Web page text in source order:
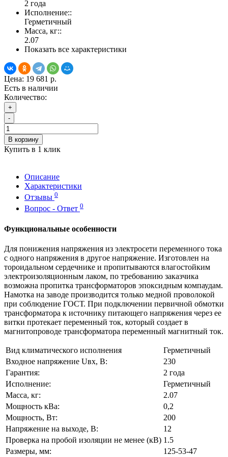
2 года
Исполнение::
Герметичный
Масса, кг::
2.07
Показать все характеристики
Цена: 19 681 р.
Есть в наличии
Количество:
+
-
В корзину
Купить в 1 клик
Описание
Характеристики
Отзывы 0
Вопрос - Ответ 0
Функциональные особенности
Для понижения напряжения из электросети переменного тока
с одного напряжения в другое напряжение. Изготовлен на
тороидальном сердечнике и пропитываются влагостойким
электроизоляционным лаком, по требованию заказчика
возможна пропитка трансформаторов эпоксидным компаудам.
Намотка на заводе производится только медной проволокой
при соблюдение ГОСТ. При подключении первичной обмотки
трансформатора к источнику питающего напряжения через ее
витки протекает переменный ток, который создает в
магнитопроводе трансформатора переменный магнитный ток.
Вид климатического исполнения
Герметичный
Входное напряжение Uвх, В:
230
Гарантия:
2 года
Исполнение:
Герметичный
Масса, кг:
2.07
Мощность кВа:
0,2
Мощность, Вт:
200
Напряжение на выходе, В:
12
Проверка на пробой изоляции не менее (кВ) 1.5
Размеры, мм:
125-53-47